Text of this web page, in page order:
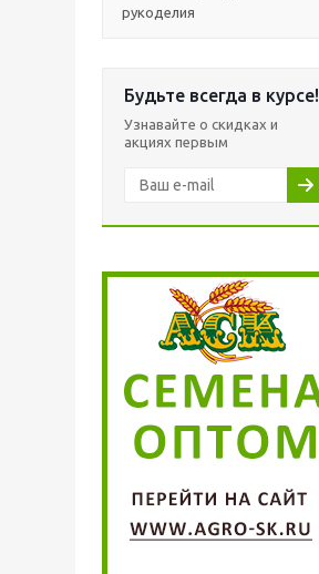
рукоделия
Будьте всегда в курсе!
Узнавайте о скидках и
акциях первым